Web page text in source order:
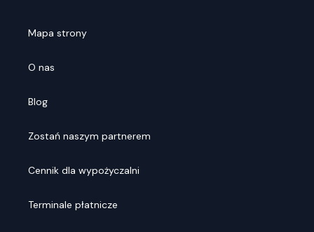
Mapa strony
O nas
Blog
Zostań naszym partnerem
Cennik dla wypożyczalni
Terminale płatnicze